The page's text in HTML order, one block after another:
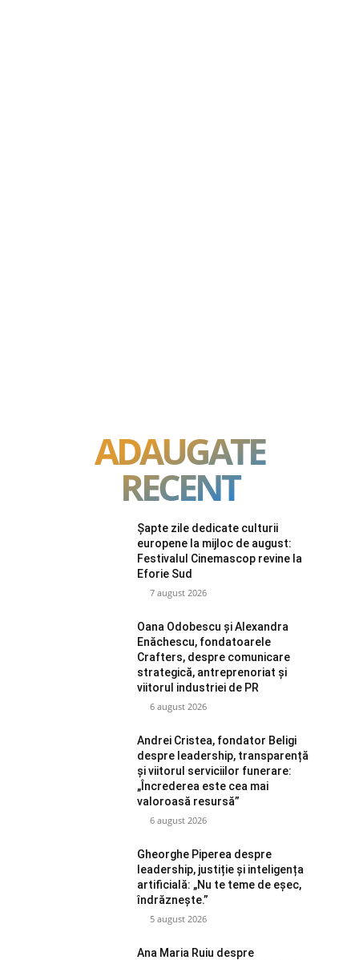
ADAUGATE
RECENT
Șapte zile dedicate culturii
europene la mijloc de august:
Festivalul Cinemascop revine la
Eforie Sud
7 august 2026
Oana Odobescu și Alexandra
Enăchescu, fondatoarele
Crafters, despre comunicare
strategică, antreprenoriat și
viitorul industriei de PR
6 august 2026
Andrei Cristea, fondator Beligi
despre leadership, transparență
și viitorul serviciilor funerare:
„Încrederea este cea mai
valoroasă resursă”
6 august 2026
Gheorghe Piperea despre
leadership, justiție și inteligența
artificială: „Nu te teme de eșec,
îndrăznește.”
5 august 2026
Ana Maria Ruiu despre